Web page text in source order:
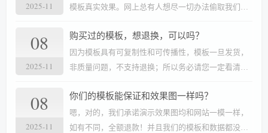
望您能理解。
2025-11
模板真实效果。网上总有人想尽一切办法偷取我们的
图演示方法，给您带来不便，希望能理解，我们一直
在为如何让客户能感受到模板真实的效果而努力。
08
2025-11
购买过的模板，想退换，可以吗？
因为模板具有可复制性和可传播性，模板一旦发货，
非质量问题，不支持退换；所以务必请您一定看清楚
08
2025-11
你们的模板能保证和效果图一样吗？
嗯，对的，我们承诺演示效果图均和网站一模一样，
如有不同，全额退款！并且我们的模板和数据都没有